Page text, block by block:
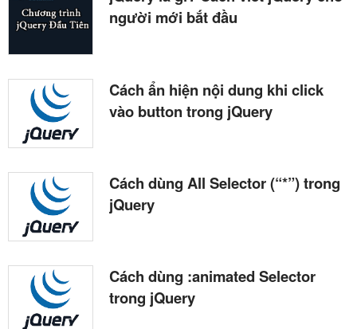
người mới bắt đầu
Cách ẩn hiện nội dung khi click
vào button trong jQuery
Cách dùng All Selector (“*”) trong
jQuery
Cách dùng :animated Selector
trong jQuery